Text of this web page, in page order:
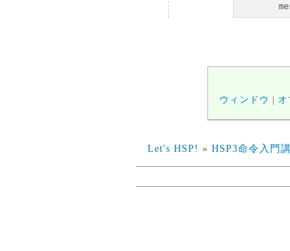
ウィンドウ | オ
Let's HSP! » HSP3命令入門